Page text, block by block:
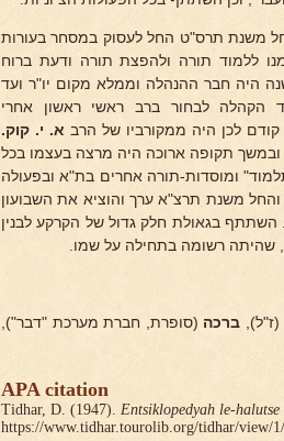
משנת תרס"ט החל לעסוק במסחר בעורות
ללמוד תורה ולהפצת תורה ודעת ברוח
היה מעסקני "המזרחי" וקהלת תל-אביב ויפו, ובמשך 25 שנה היה חבר ההנהלה וממלא מקום יו"ר ועד
לבחור ברב ראשי ראשון אחרי
קודם לכן היה ממקורביו של הרב א. י. קוק.
ובמשך תקופה ארוכה היה מרצה בעצמו בכל
ומוסדות-תורה אחרים בת"א ובפעולה
והחל משנת תרצ"א ערך והוציא את השבועון
השתתף בגאולת חלק גדול של הקרקע לבנין
שהיתה רשומה בתחילה על שמו.
(ז"ל), ברכה (סופרת, חברת מערכת "דבר"),
APA citation
Tidhar, D. (1947). Entsiklopedyah le-
https://www.tidhar.tourolib.org/tidhar/view/